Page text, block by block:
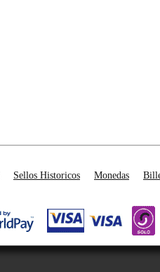
Sellos Historicos Monedas